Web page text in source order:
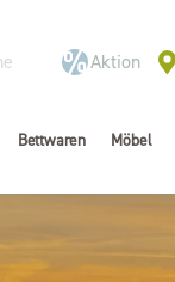
Aktion
Bettwaren Möbel